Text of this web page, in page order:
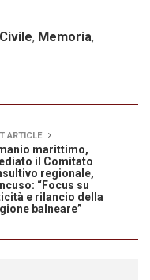
, Memoria,
ARTICLE
marittimo,
il Comitato
regionale,
“Focus su
e rilancio della
balneare”